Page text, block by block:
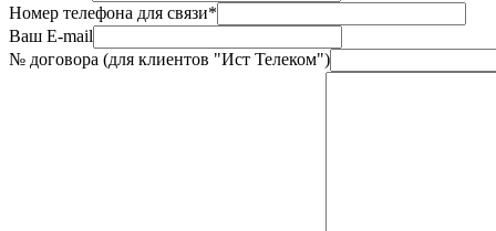
Номер телефона для связи*
Ваш E-mail
№ договора (для клиентов "Ист Телеком")